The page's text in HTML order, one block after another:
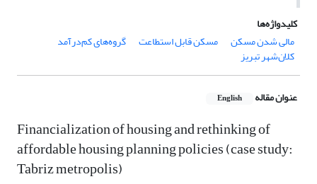
کلیدواژه‌ها
مالی شدن مسکن
مسکن قابل استطاعت گروه‌های کم‌درآمد
کلان‌شهر تبریز
عنوان مقاله English
Financialization of housing and rethinking of
affordable housing planning policies (case study:
Tabriz metropolis)